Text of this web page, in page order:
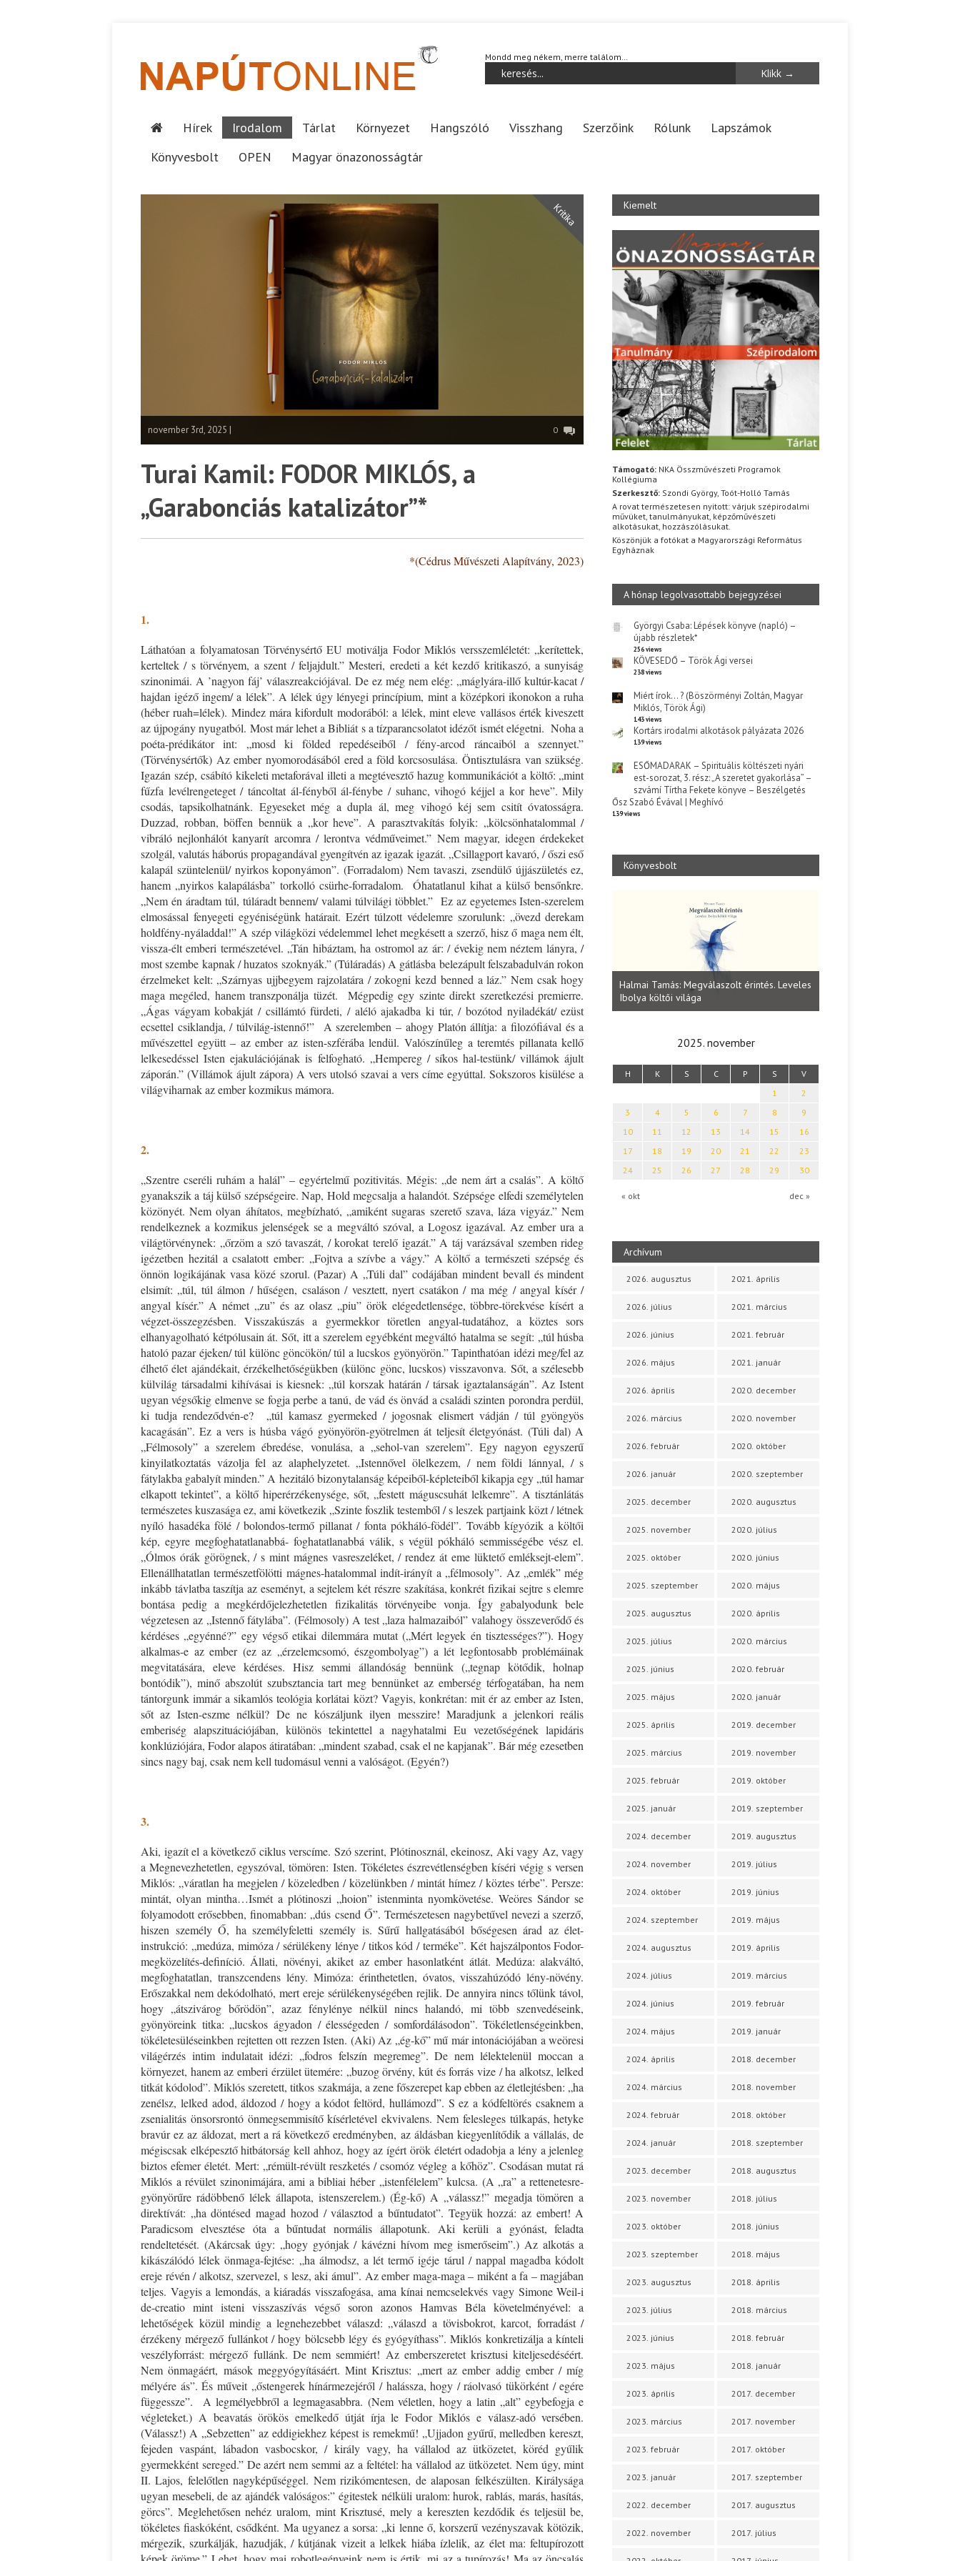
Mondd meg nékem, merre találom…
Hírek Irodalom Tárlat Környezet Hangszóló Visszhang Szerzőink Rólunk
Lapszámok
Könyvesbolt
OPEN Magyar önazonosságtár
Kritika
november 3rd, 2025 | 0
Turai Kamil: FODOR MIKLÓS, a
„Garabonciás katalizátor”*
*(Cédrus Művészeti Alapítvány, 2023)
1.
Láthatóan a folyamatosan Törvénysértő EU motiválja Fodor Miklós versszemléletét: „kerítettek,
kerteltek / s törvényem, a szent / feljajdult.” Mesteri, eredeti a két kezdő kritikaszó, a sunyiság
szinonimái. A ’nagyon fáj’ válaszreakciójával. De ez még nem elég: „máglyára-illő kultúr-kacat /
hajdan igéző ingem/ a lélek”. A lélek úgy lényegi princípium, mint a középkori ikonokon a ruha
(héber ruah=lélek). Mindez mára kifordult modorából: a lélek, mint eleve vallásos érték kiveszett
az újpogány nyugatból. Most már lehet a Bibliát s a tízparancsolatot idézőt ismét elégetni. Noha a
poéta-prédikátor int: „mosd ki földed repedéseiből / fény-arcod ráncaiból a szennyet.”
(Törvénysértők) Az ember nyomorodásából ered a föld korcsosulása. Öntisztulásra van szükség.
Igazán szép, csábító kikeleti metaforával illeti a megtévesztő hazug kommunikációt a költő: „mint
fűzfa levélrengeteget / táncoltat ál-fényből ál-fénybe / suhanc, vihogó kéjjel a kor heve”. Mily
csodás, tapsikolhatnánk. Egyeseket még a dupla ál, meg vihogó kéj sem csitít óvatosságra.
Duzzad, robban, böffen bennük a „kor heve”. A parasztvakítás folyik: „kölcsönhatalommal /
vibráló nejlonhálót kanyarít arcomra / lerontva védműveimet.” Nem magyar, idegen érdekeket
szolgál, valutás háborús propagandával gyengítvén az igazak igazát. „Csillagport kavaró, / őszi eső
kalapál szüntelenül/ nyirkos koponyámon”. (Forradalom) Nem tavaszi, zsendülő újjászületés ez,
hanem „nyirkos kalapálásba” torkolló csürhe-forradalom. Óhatatlanul kihat a külső bensőnkre.
„Nem én áradtam túl, túláradt bennem/ valami túlvilági többlet.” Ez az egyetemes Isten-szerelem
elmosással fenyegeti egyéniségünk határait. Ezért túlzott védelemre szorulunk: „övezd derekam
holdfény-nyáladdal!” A szép világközi védelemmel lehet megkésett a szerző, hisz ő maga nem élt,
vissza-élt emberi természetével. „Tán hibáztam, ha ostromol az ár: / évekig nem néztem lányra, /
most szembe kapnak / huzatos szoknyák.” (Túláradás) A gátlásba belezápult felszabadulván rokon
érzelmeket kelt: „Szárnyas ujjbegyem rajzolatára / zokogni kezd benned a láz.” Nem csak hogy
maga megéled, hanem transzponálja tüzét. Mégpedig egy szinte direkt szeretkezési premierre.
„Ágas vágyam kobakját / csillámtó fürdeti, / aléló ajakadba ki túr, / bozótod nyiladékát/ ezüst
ecsettel csiklandja, / túlvilág-istennő!” A szerelemben – ahogy Platón állítja: a filozófiával és a
művészettel együtt – az ember az isten-szférába lendül. Valószínűleg a teremtés pillanata kellő
lelkesedéssel Isten ejakulációjának is felfogható. „Hempereg / síkos hal-testünk/ villámok ájult
záporán.” (Villámok ájult zápora) A vers utolsó szavai a vers címe egyúttal. Sokszoros kisülése a
világviharnak az ember kozmikus mámora.
2.
„Szentre cseréli ruhám a halál” – egyértelmű pozitivitás. Mégis: „de nem árt a csalás”. A költő
gyanakszik a táj külső szépségeire. Nap, Hold megcsalja a halandót. Szépsége elfedi személytelen
közönyét. Nem olyan áhítatos, megbízható, „amiként sugaras szerető szava, láza vigyáz.” Nem
rendelkeznek a kozmikus jelenségek se a megváltó szóval, a Logosz igazával. Az ember ura a
világtörvénynek: „őrzöm a szó tavaszát, / korokat terelő igazát.” A táj varázsával szemben rideg
igézetben hezitál a csalatott ember: „Fojtva a szívbe a vágy.” A költő a természeti szépség és
önnön logikájának vasa közé szorul. (Pazar) A „Túli dal” codájában mindent bevall és mindent
elsimít: „túl, túl álmon / hűségen, csaláson / vesztett, nyert csatákon / ma még / angyal kísér /
angyal kísér.” A német „zu” és az olasz „piu” örök elégedetlensége, többre-törekvése kísért a
végzet-összegzésben. Visszakúszás a gyermekkor töretlen angyal-tudatához, a köztes sors
elhanyagolható kétpólusain át. Sőt, itt a szerelem egyébként megváltó hatalma se segít: „túl húsba
hatoló pazar éjeken/ túl különc göncökön/ túl a lucskos gyönyörön.” Tapinthatóan idézi meg/fel az
élhető élet ajándékait, érzékelhetőségükben (különc gönc, lucskos) visszavonva. Sőt, a szélesebb
külvilág társadalmi kihívásai is kiesnek: „túl korszak határán / társak igaztalanságán”. Az Istent
ugyan végsőkig elmenve se fogja perbe a tanú, de vád és önvád a családi szinten porondra perdül,
ki tudja rendeződvén-e? „túl kamasz gyermeked / jogosnak elismert vádján / túl gyöngyös
kacagásán”. Ez a vers is húsba vágó gyönyörön-gyötrelmen át teljesít életgyónást. (Túli dal) A
„Félmosoly” a szerelem ébredése, vonulása, a „sehol-van szerelem”. Egy nagyon egyszerű
kinyilatkoztatás vázolja fel az alaphelyzetet. „Istennővel ölelkezem, / nem földi lánnyal, / s
fátylakba gabalyít minden.” A hezitáló bizonytalanság képeiből-képleteiből kikapja egy „túl hamar
elkapott tekintet”, a költő hiperérzékenysége, sőt, „festett máguscsuhát lelkemre”. A tisztánlátás
természetes kuszasága ez, ami következik „Szinte foszlik testemből / s leszek partjaink közt / létnek
nyíló hasadéka fölé / bolondos-termő pillanat / fonta pókháló-födél”. Tovább kígyózik a költői
kép, egyre megfoghatatlanabbá- foghatatlanabbá válik, s végül pókháló semmisségébe vész el.
„Ólmos órák görögnek, / s mint mágnes vasreszeléket, / rendez át eme lüktető emléksejt-elem”.
Ellenállhatatlan természetfölötti mágnes-hatalommal indít-irányít a „félmosoly”. Az „emlék” még
inkább távlatba taszítja az eseményt, a sejtelem két részre szakítása, konkrét fizikai sejtre s elemre
bontása pedig a megkérdőjelezhetetlen fizikalitás törvényeibe vonja. Így gabalyodunk bele
végzetesen az „Istennő fátylába”. (Félmosoly) A test „laza halmazaiból” valahogy összeverődő és
kérdéses „egyénné?” egy végső etikai dilemmára mutat („Mért legyek én tisztességes?”). Hogy
alkalmas-e az ember (ez az „érzelemcsomó, észgombolyag”) a lét legfontosabb problémáinak
megvitatására, eleve kérdéses. Hisz semmi állandóság bennünk („tegnap kötődik, holnap
bontódik”), minő abszolút szubsztancia tart meg bennünket az emberség térfogatában, ha nem
tántorgunk immár a sikamlós teológia korlátai közt? Vagyis, konkrétan: mit ér az ember az Isten,
sőt az Isten-eszme nélkül? De ne kószáljunk ilyen messzire! Maradjunk a jelenkori reális
emberiség alapszituációjában, különös tekintettel a nagyhatalmi Eu vezetőségének lapidáris
konklúziójára, Fodor alapos átiratában: „mindent szabad, csak el ne kapjanak”. Bár még ezesetben
sincs nagy baj, csak nem kell tudomásul venni a valóságot. (Egyén?)
3.
Aki, igazít el a következő ciklus verscíme. Szó szerint, Plótinosznál, ekeinosz, Aki vagy Az, vagy
a Megnevezhetetlen, egyszóval, tömören: Isten. Tökéletes észrevétlenségben kíséri végig s versen
Miklós: „váratlan ha megjelen / közeledben / közelünkben / mintát hímez / köztes térbe”. Persze:
mintát, olyan mintha…Ismét a plótinoszi „hoion” istenminta nyomkövetése. Weöres Sándor se
folyamodott erősebben, finomabban: „dús csend Ő”. Természetesen nagybetűvel nevezi a szerző,
hiszen személy Ő, ha személyfeletti személy is. Sűrű hallgatásából bőségesen árad az élet-
instrukció: „medúza, mimóza / sérülékeny lénye / titkos kód / terméke”. Két hajszálpontos Fodor-
megközelítés-definíció. Állati, növényi, akiket az ember hasonlatként átlát. Medúza: alakváltó,
megfoghatatlan, transzcendens lény. Mimóza: érinthetetlen, óvatos, visszahúzódó lény-növény.
Erőszakkal nem dekódolható, mert ereje sérülékenységében rejlik. De annyira nincs tőlünk távol,
hogy „átszivárog bőrödön”, azaz fénylénye nélkül nincs halandó, mi több szenvedéseink,
gyönyöreink titka: „lucskos ágyadon / élességeden / somfordálásodon”. Tökéletlenségeinkben,
tökéletesüléseinkben rejtetten ott rezzen Isten. (Aki) Az „ég-kő” mű már intonációjában a weöresi
világérzés intim indulatait idézi: „fodros felszín megremeg”. De nem lélektelenül moccan a
környezet, hanem az emberi érzület ütemére: „buzog örvény, kút és forrás vize / ha alkotsz, lelked
titkát kódolod”. Miklós szeretett, titkos szakmája, a zene főszerepet kap ebben az életlejtésben: „ha
zenélsz, lelked adod, áldozod / hogy a kódot feltörd, hullámozd”. S ez a kódfeltörés csaknem a
zsenialitás önsorsrontó önmegsemmisítő kísérletével ekvivalens. Nem felesleges túlkapás, hetyke
bravúr ez az áldozat, mert a rá következő eredményben, az áldásban kiegyenlítődik a vállalás, de
mégiscsak elképesztő hitbátorság kell ahhoz, hogy az ígért örök életért odadobja a lény a jelenleg
biztos efemer életét. Mert: „rémült-révült reszketés / csomóz végleg a kőhöz”. Csodásan mutat rá
Miklós a révület szinonimájára, ami a bibliai héber „istenfélelem” kulcsa. (A „ra” a rettenetesre-
gyönyörűre rádöbbenő lélek állapota, istenszerelem.) (Ég-kő) A „válassz!” megadja tömören a
direktívát: „ha döntésed magad hozod / választod a bűntudatot”. Tegyük hozzá: az embert! A
Paradicsom elvesztése óta a bűntudat normális állapotunk. Aki kerüli a gyónást, feladta
rendeltetését. (Akárcsak úgy: „hogy gyónjak / kávézni hívom meg ismerőseim”.) Az alkotás a
kikászálódó lélek önmaga-fejtése: „ha álmodsz, a lét termő igéje tárul / nappal magadba kódolt
ereje révén / alkotsz, szervezel, s lesz, aki ámul”. Az ember maga-maga – miként a fa – magjában
teljes. Vagyis a lemondás, a kiáradás visszafogása, ama kínai nemcselekvés vagy Simone Weil-i
de-creatio mint isteni visszaszívás végső soron azonos Hamvas Béla követelményével: a
lehetőségek közül mindig a legnehezebbet válaszd: „válaszd a tövisbokrot, karcot, forradást /
érzékeny mérgező fullánkot / hogy bölcsebb légy és gyógyíthass”. Miklós konkretizálja a kínteli
veszélyforrást: mérgező fullánk. De nem semmiért! Az emberszeretet krisztusi kiteljesedéséért.
Nem önmagáért, mások meggyógyításáért. Mint Krisztus: „mert az ember addig ember / míg
mélyére ás”. És műveit „őstengerek hínármezejéről / halássza, hogy / ráolvasó tükörként / egére
függessze”. A legmélyebbről a legmagasabbra. (Nem véletlen, hogy a latin „alt” egybefogja e
végleteket.) A beavatás örökös emelkedő útját írja le Fodor Miklós e válasz-adó versében.
(Válassz!) A „Sebzetten” az eddigiekhez képest is remekmű! „Ujjadon gyűrű, melledben kereszt,
fejeden vaspánt, lábadon vasbocskor, / király vagy, ha vállalod az ütközetet, köréd gyűlik
gyermekként sereged.” De azért nem semmi az a feltétel: ha vállalod az ütközetet. Nem úgy, mint
II. Lajos, felelőtlen nagyképűséggel. Nem rizikómentesen, de alaposan felkészülten. Királysága
ugyan mesebeli, de az ajándék valóságos:” égitestek nélküli uralom: hurok, rablás, marás, hasítás,
görcs”. Meglehetősen nehéz uralom, mint Krisztusé, mely a kereszten kezdődik és teljesül be,
tökéletes fiaskóként, csődként. Ma ugyanez a sorsa: „ki lenne ő, korszerű vezényszavak kötözik,
mérgezik, szurkálják, hazudják, / kútjának vizeit a lelkek hiába ízlelik, az élet ma: feltupírozott
Kiemelt
Támogató: NKA Összművészeti Programok
Kollégiuma
Szerkesztő: Szondi György, Toót-Holló Tamás
A rovat természetesen nyitott: várjuk szépirodalmi
művüket, tanulmányukat, képzőművészeti
alkotásukat, hozzászólásukat.
Köszönjük a fotókat a Magyarországi Református
Egyháznak
A hónap legolvasottabb bejegyzései
Györgyi Csaba: Lépések könyve (napló) –
újabb részletek*
256 views
KÖVESEDŐ – Török Ági versei
238 views
Miért írok… ? (Böszörményi Zoltán, Magyar
Miklós, Török Ági)
143 views
Kortárs irodalmi alkotások pályázata 2026
139 views
ESŐMADARAK – Spirituális költészeti nyári
est-sorozat, 3. rész: „A szeretet gyakorlása” –
szvámí Tírtha Fekete könyve – Beszélgetés
Ősz Szabó Évával | Meghívó
139 views
Könyvesbolt
Marietta: Szavak a fényből Káplán Géza: Erotikai kalauz
Parvathy Baul: A NAGY LELKEK DALAI.
Bevezetés a bául ösvénybe (Fordította:
Rideg Zsófia)
Halmai Tamás: Megválaszolt érintés. Leveles
Ibolya költői világa
2025. november
H K S C P S V
« okt dec »
1
2
3
4 5 6 7 8
9
10
11 12 13 14 15
16
17
18 19 20 21 22
23
24
25 26 27 28 29 30
Archívum
2026. augusztus
2026. július
2026. június
2026. május
2026. április
2026. március
2026. február
2026. január
2025. december
2025. november
2025. október
2025. szeptember
2025. augusztus
2025. július
2025. június
2025. május
2025. április
2025. március
2025. február
2025. január
2024. december
2024. november
2024. október
2024. szeptember
2024. augusztus
2024. július
2024. június
2024. május
2024. április
2024. március
2024. február
2024. január
2023. december
2023. november
2023. október
2023. szeptember
2023. augusztus
2023. július
2023. június
2023. május
2023. április
2023. március
2023. február
2023. január
2022. december
2022. november
2021. április
2021. március
2021. február
2021. január
2020. december
2020. november
2020. október
2020. szeptember
2020. augusztus
2020. július
2020. június
2020. május
2020. április
2020. március
2020. február
2020. január
2019. december
2019. november
2019. október
2019. szeptember
2019. augusztus
2019. július
2019. június
2019. május
2019. április
2019. március
2019. február
2019. január
2018. december
2018. november
2018. október
2018. szeptember
2018. augusztus
2018. július
2018. június
2018. május
2018. április
2018. március
2018. február
2018. január
2017. december
2017. november
2017. október
2017. szeptember
2017. augusztus
2017. július